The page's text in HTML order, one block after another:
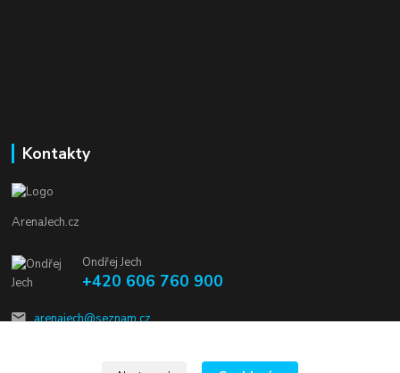
Kontakty
ArenaJech.cz
Ondřej Jech
+420 606 760 900
arenajech@seznam.cz